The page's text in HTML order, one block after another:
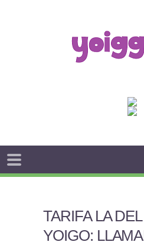
TARIFA LA
YOIGO: